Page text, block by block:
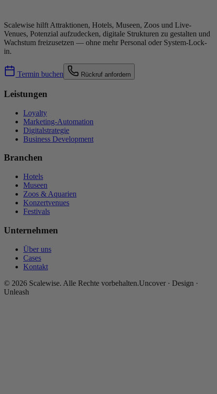
Scalewise hilft Attraktionen, Hotels, Museen, Zoos und Live-
Venues, Potenzial aufzudecken, digitale Strukturen zu gestalten und
Wachstum freizusetzen — ohne mehr Personal oder System-Lock-
in.
Termin buchen Rückruf anfordern
Leistungen
Loyalty
Marketing-Automation
Digitalstrategie
Business Development
Branchen
Hotels
Museen
Zoos & Aquarien
Konzertvenues
Festivals
Unternehmen
Über uns
Cases
Kontakt
© 2026 Scalewise. Alle Rechte vorbehalten.Uncover · Design ·
Unleash